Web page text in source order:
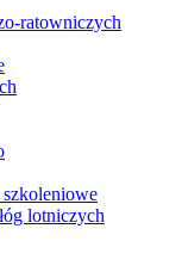
ratowniczych
lotniczych